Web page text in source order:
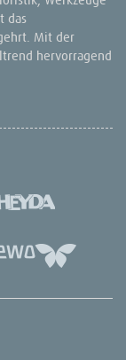
das
Mit der
hervorragend